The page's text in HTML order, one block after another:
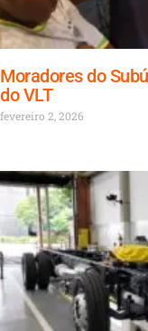
Moradores do
do VLT
fevereiro 2, 2026